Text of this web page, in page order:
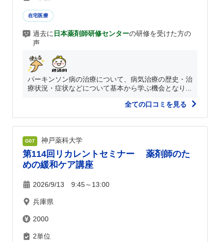
在宅医療
過去に 日本薬剤師研修センターの研修を受けた方の
声
パーキンソン病の治療について、病気治療の歴史・治
療状況・症状などについて基本から学ぶ機会となり...
全ての口コミを見る
G07 神戸薬科大学
第114回リカレントセミナー 薬剤師のた
めの緩和ケア講座
2026/9/13 9:45～13:00
兵庫県
2000
2単位